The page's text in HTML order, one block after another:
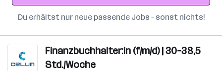
Du erhältst nur neue passende Jobs – sonst nichts!
Finanzbuchhalter:in (f/m/d) | 30–38,5
Std./Woche